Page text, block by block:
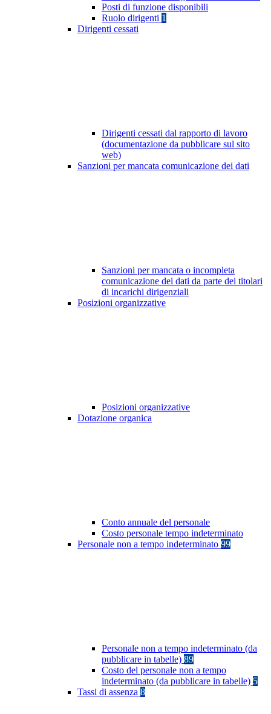
Posti di funzione disponibili
Ruolo dirigenti 1
Dirigenti cessati
Dirigenti cessati dal rapporto di lavoro
(documentazione da pubblicare sul sito
web)
Sanzioni per mancata comunicazione dei dati
Sanzioni per mancata o incompleta
comunicazione dei dati da parte dei titolari
di incarichi dirigenziali
Posizioni organizzative
Posizioni organizzative
Dotazione organica
Conto annuale del personale
Costo personale tempo indeterminato
Personale non a tempo indeterminato 99
Personale non a tempo indeterminato (da
pubblicare in tabelle) 89
Costo del personale non a tempo
indeterminato (da pubblicare in tabelle) 5
Tassi di assenza 8